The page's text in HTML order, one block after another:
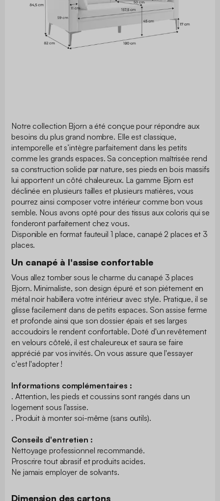
Notre collection Bjorn a été conçue pour répondre aux
besoins du plus grand nombre. Elle est classique,
intemporelle et s’intègre parfaitement dans les petits
comme les grands espaces. Sa conception maîtrisée rend
sa construction solide par nature, ses pieds en bois massifs
lui apportent un côté chaleureux. La gamme Bjorn est
déclinée en plusieurs tailles et plusieurs matières, vous
pourrez ainsi composer votre intérieur comme bon vous
semble. Nous avons opté pour des tissus aux coloris qui se
fonderont parfaitement chez vous.
Disponible en format fauteuil 1 place, canapé 2 places et 3
places.
Un canapé à l'assise confortable
Vous allez tomber sous le charme du canapé 3 places
Bjorn. Minimaliste, son design épuré et son piétement en
métal noir habillera votre intérieur avec style. Pratique, il se
glisse facilement dans de petits espaces. Son assise ferme
et profonde ainsi que son dossier épais et ses larges
accoudoirs le rendent confortable. Doté d'un revêtement
en velours côtelé, il est chaleureux et saura se faire
apprécié par vos invités. On vous assure que l'essayer
c'est l'adopter !
Informations complémentaires :
. Attention, les pieds et coussins sont rangés dans un
logement sous l'assise.
. Produit à monter soi-même (sans outils).
Conseils d'entretien :
Nettoyage professionnel recommandé.
Proscrire tout abrasif et produits acides.
Ne jamais employer de solvants.
Dimension des cartons